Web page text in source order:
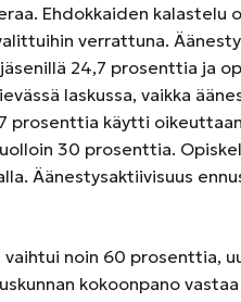
Ehdokkaiden kalastelu
verrattuna.
24,7 prosenttia ja
laskussa, vaikka
prosenttia käytti
30 prosenttia.
Äänestysaktiivisuus
vaihtui noin 60 prosenttia,
kokoonpano